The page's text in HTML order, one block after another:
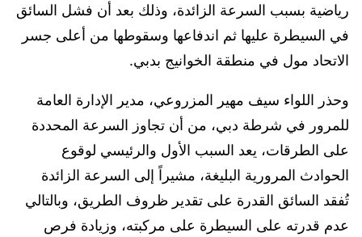
رياضية بسبب السرعة الزائدة، وذلك بعد أن فشل السائق
في السيطرة عليها ثم اندفاعها وسقوطها من أعلى جسر
الاتحاد مول في منطقة الخوانيج بدبي.
وحذر اللواء سيف مهير المزروعي، مدير الإدارة العامة
للمرور في شرطة دبي، من أن تجاوز السرعة المحددة
على الطرقات، يعد السبب الأول والرئيسي لوقوع
الحوادث المرورية البليغة، مشيراً إلى السرعة الزائدة
تُفقد السائق القدرة على تقدير ظروف الطريق، وبالتالي
عدم قدرته على السيطرة على مركبته، وزيادة فرص